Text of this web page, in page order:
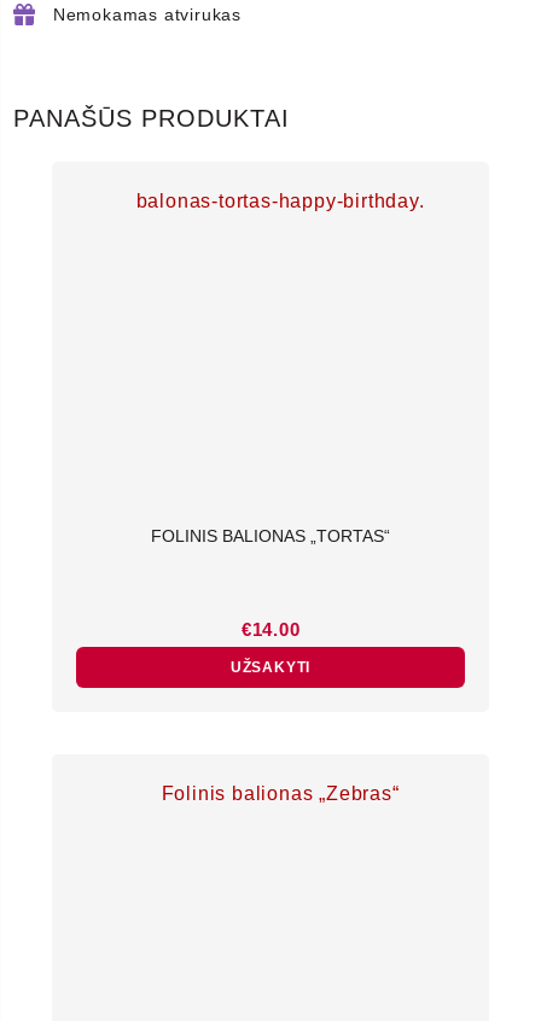
Nemokamas atvirukas
PANAŠŪS PRODUKTAI
FOLINIS BALIONAS „TORTAS“
€14.00
UŽSAKYTI